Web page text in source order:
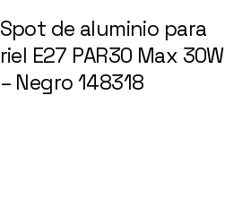
Spot de aluminio para
riel E27 PAR30 Max 30W
– Negro 148318